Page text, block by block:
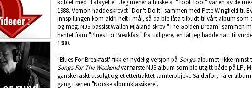
koblet med "Lafayette". Jeg mener å huske at "Toot Toot" var en av de
1988. Vernon hadde skrevet "Don't Do It" sammen med Pete Wingfield til
innspillingen kom aldri helt i mål, så da ble låta tilbudt til vårt album som
og meg. NJS-bassist Wallen Mjåland skrev "The Golden Dream" sammen
hentet fram "Blues For Breakfast" fra tidligere, en låt jeg hadde hatt til
1980.
"Blues For Breakfast" fikk en nydelig versjon på Songs-albumet, ikke minst
Songs For The Weekendvar første NJS-album som ble utgitt både på LP,
ganske raskt utsolgt og et ettertraktet samlerobjekt. Så derfor; nå er
gang i serien "Norske albumklassikere".